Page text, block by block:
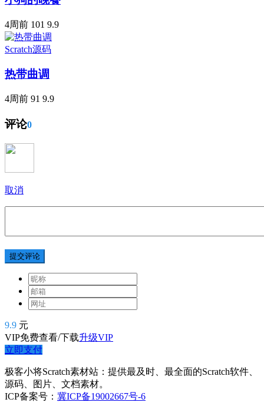
4周前 101 9.9
Scratch源码
热带曲调
4周前 91 9.9
评论0
取消
提交评论
9.9 元
VIP免费查看/下载升级VIP
立即支付
极客小将Scratch素材站：提供最及时、最全面的Scratch软件、
源码、图片、文档素材。
ICP备案号： 冀ICP备19002667号-6